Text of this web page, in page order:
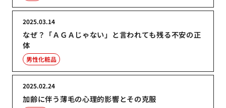
なぜ？「ＡＧＡじゃない」と言われても残る不安の正
体
2025.03.14
男性化粧品
加齢に伴う薄毛の心理的影響とその克服
2025.02.24